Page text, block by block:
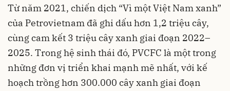
Từ năm 2021, chiến dịch “Vì một Việt Nam xanh”
của Petrovietnam đã ghi dấu hơn 1,2 triệu cây,
cùng cam kết 3 triệu cây xanh giai đoạn 2022–
2025. Trong hệ sinh thái đó, PVCFC là một trong
những đơn vị triển khai mạnh mẽ nhất, với kế
hoạch trồng hơn 300.000 cây xanh giai đoạn